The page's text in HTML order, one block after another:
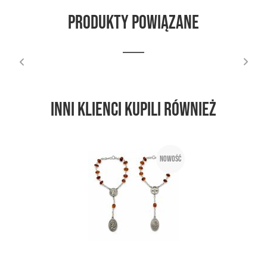
Produkty powiązane
Inni klienci kupili również
Nowość